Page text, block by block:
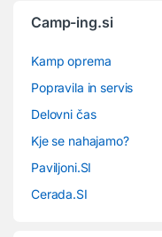
Camp-ing.si
Kamp oprema
Popravila in servis
Delovni čas
Kje se nahajamo?
Paviljoni.SI
Cerada.SI